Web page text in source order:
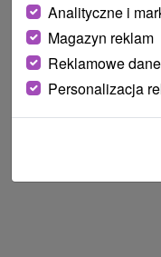
Analityczne i
Magazyn reklam
Reklamowe
Personalizacja